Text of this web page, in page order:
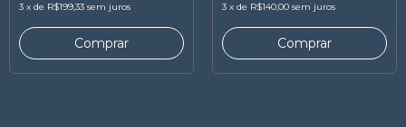
3 x de R$199,33 sem juros 3 x de R$140,00 sem juros